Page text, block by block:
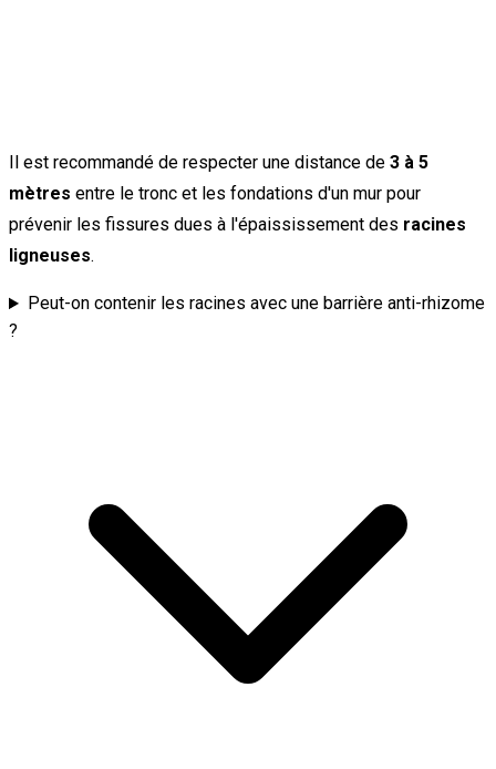
Il est recommandé de respecter une distance de 3 à 5
mètres entre le tronc et les fondations d'un mur pour
prévenir les fissures dues à l'épaississement des racines
ligneuses.
Peut-on contenir les racines avec une barrière anti-rhizome
?